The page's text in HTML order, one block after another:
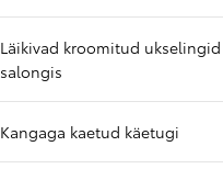
Läikivad kroomitud ukselingid
salongis
Kangaga kaetud käetugi